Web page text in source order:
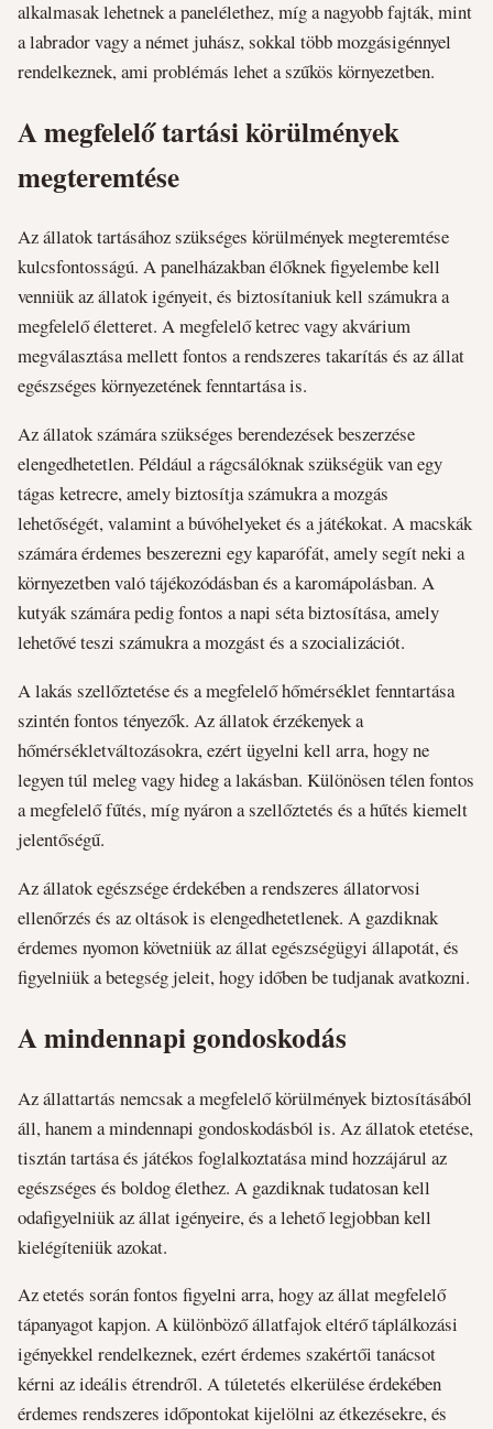
alkalmasak lehetnek a panelélethez, míg a nagyobb fajták, mint
a labrador vagy a német juhász, sokkal több mozgásigénnyel
rendelkeznek, ami problémás lehet a szűkös környezetben.
A megfelelő tartási körülmények
megteremtése
Az állatok tartásához szükséges körülmények megteremtése
kulcsfontosságú. A panelházakban élőknek figyelembe kell
venniük az állatok igényeit, és biztosítaniuk kell számukra a
megfelelő életteret. A megfelelő ketrec vagy akvárium
megválasztása mellett fontos a rendszeres takarítás és az állat
egészséges környezetének fenntartása is.
Az állatok számára szükséges berendezések beszerzése
elengedhetetlen. Például a rágcsálóknak szükségük van egy
tágas ketrecre, amely biztosítja számukra a mozgás
lehetőségét, valamint a búvóhelyeket és a játékokat. A macskák
számára érdemes beszerezni egy kaparófát, amely segít neki a
környezetben való tájékozódásban és a karomápolásban. A
kutyák számára pedig fontos a napi séta biztosítása, amely
lehetővé teszi számukra a mozgást és a szocializációt.
A lakás szellőztetése és a megfelelő hőmérséklet fenntartása
szintén fontos tényezők. Az állatok érzékenyek a
hőmérsékletváltozásokra, ezért ügyelni kell arra, hogy ne
legyen túl meleg vagy hideg a lakásban. Különösen télen fontos
a megfelelő fűtés, míg nyáron a szellőztetés és a hűtés kiemelt
jelentőségű.
Az állatok egészsége érdekében a rendszeres állatorvosi
ellenőrzés és az oltások is elengedhetetlenek. A gazdiknak
érdemes nyomon követniük az állat egészségügyi állapotát, és
figyelniük a betegség jeleit, hogy időben be tudjanak avatkozni.
A mindennapi gondoskodás
Az állattartás nemcsak a megfelelő körülmények biztosításából
áll, hanem a mindennapi gondoskodásból is. Az állatok etetése,
tisztán tartása és játékos foglalkoztatása mind hozzájárul az
egészséges és boldog élethez. A gazdiknak tudatosan kell
odafigyelniük az állat igényeire, és a lehető legjobban kell
kielégíteniük azokat.
Az etetés során fontos figyelni arra, hogy az állat megfelelő
tápanyagot kapjon. A különböző állatfajok eltérő táplálkozási
igényekkel rendelkeznek, ezért érdemes szakértői tanácsot
kérni az ideális étrendről. A túletetés elkerülése érdekében
érdemes rendszeres időpontokat kijelölni az étkezésekre, és